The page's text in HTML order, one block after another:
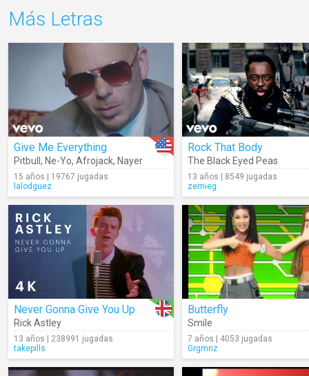
Más Letras
Give Me Everything
Pitbull , Ne-Yo, Afrojack, Nayer
15 años | 19767 jugadas
lalodguez
Rock That Body
The Black Eyed Peas
13 años | 8549 jugadas
zemieg
Never Gonna Give You Up
Rick Astley
13 años | 238991 jugadas
takepills
Butterfly
Smile
7 años | 4053 jugadas
Grgmnz